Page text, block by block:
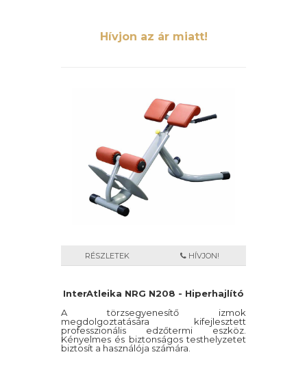
Hívjon az ár miatt!
RÉSZLETEK HÍVJON!
InterAtleika NRG N208 - Hiperhajlító
A törzsegyenesítő izmok
megdolgoztatására kifejlesztett
professzionális edzőtermi eszköz.
Kényelmes és biztonságos testhelyzetet
biztosít a használója számára.